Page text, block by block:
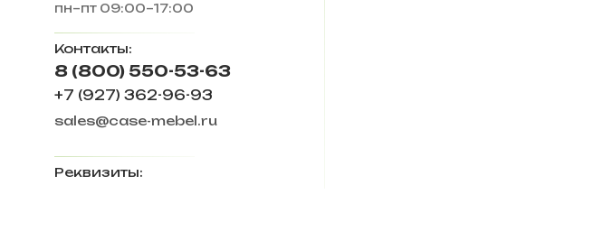
пн–пт 09:00–17:00
Контакты:
8 (800) 550-53-63
+7 (927) 362-96-93
sales@case-mebel.ru
Реквизиты: